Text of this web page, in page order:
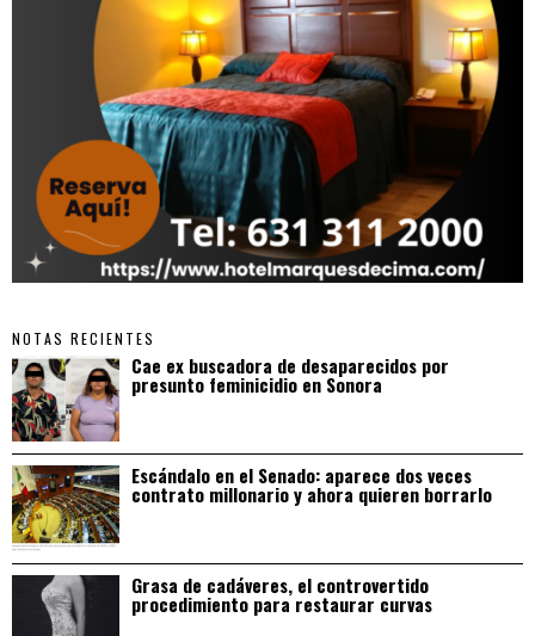
NOTAS RECIENTES
Cae ex buscadora de desaparecidos por
presunto feminicidio en Sonora
Escándalo en el Senado: aparece dos veces
contrato millonario y ahora quieren borrarlo
Grasa de cadáveres, el controvertido
procedimiento para restaurar curvas